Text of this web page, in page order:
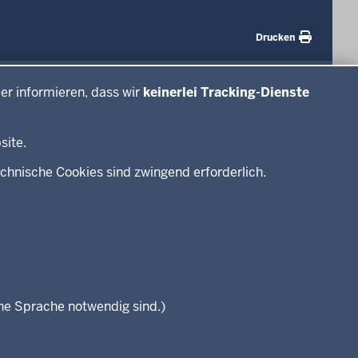
informieren, dass wir keinerlei Tracking-Dienste
Cookies sind zwingend erforderlich.
Sprache notwendig sind.)
Drucken
#WTFuture